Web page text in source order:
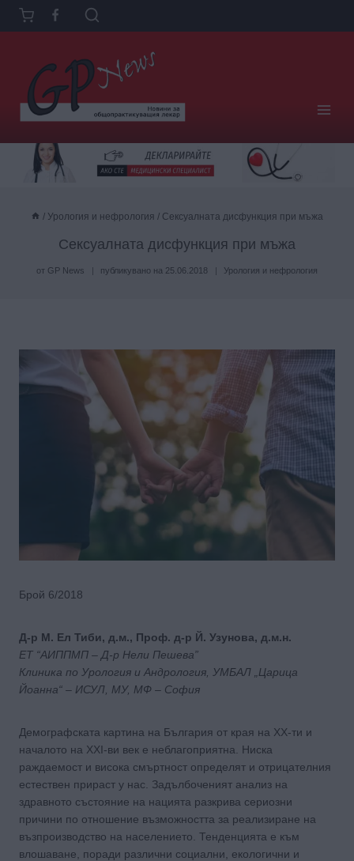
Към
съдържанието
/ Урология и нефрология / Сексуалната дисфункция при мъжа
Сексуалната дисфункция при мъжа
от GP News публикувано на 25.06.2018 Урология и нефрология
Брой 6/2018
Д-р М. Ел Тиби, д.м., Проф. д-р Й. Узунова, д.м.н.
ЕТ “АИППМП – Д-р Нели Пешева”
Клиника по Урология и Андрология, УМБАЛ „Царица
Йоанна“ – ИСУЛ, МУ, МФ – София
Демографската картина на България от края на ХХ-ти и
началото на ХХІ-ви век е неблагоприятна. Ниска
раждаемост и висока смъртност определят и отрицателния
естествен прираст у нас. Задълбоченият анализ на
здравното състояние на нацията разкрива сериозни
причини по отношение възможността за реализиране на
възпроизводство на населението. Тенденцията е към
влошаване, поради различни социални, екологични и